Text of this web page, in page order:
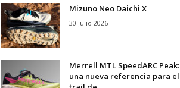
Mizuno Neo Daichi X
30 julio 2026
Merrell MTL SpeedARC Peak:
una nueva referencia para el